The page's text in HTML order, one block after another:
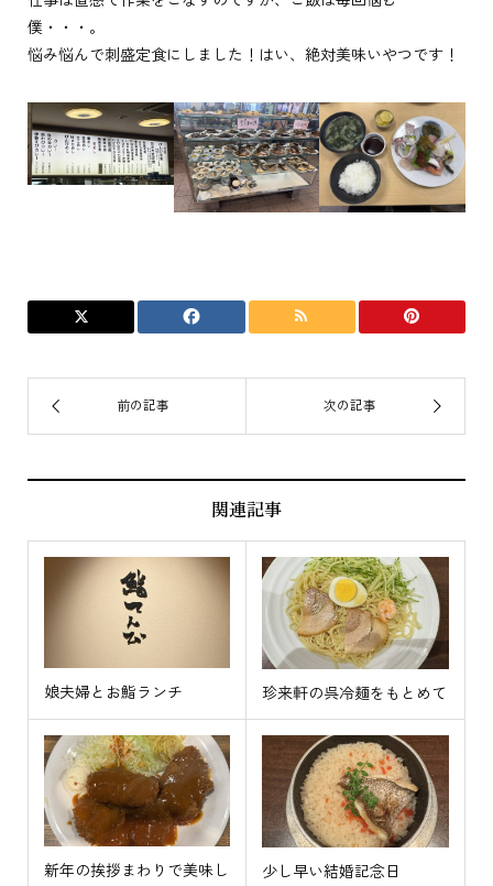
僕・・・。
悩み悩んで刺盛定食にしました！はい、絶対美味いやつです！
関連記事
娘夫婦とお鮨ランチ 珍来軒の呉冷麺をもとめて
新年の挨拶まわりで美味し
少し早い結婚記念日